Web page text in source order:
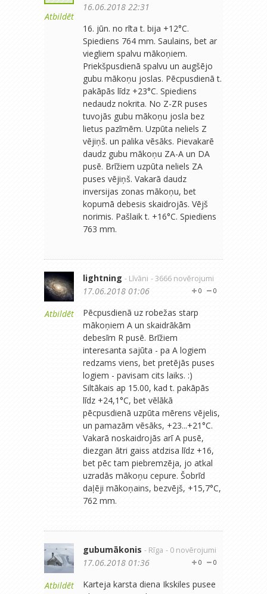
Atbildēt
16.06.2018 22:31
16. jūn. no rīta t. bija +12°C.
Spiediens 764 mm. Saulains, bet ar
viegliem spalvu mākoņiem.
Priekšpusdienā spalvu un augšējo
gubu mākoņu joslas. Pēcpusdienā t.
pakāpās līdz +23°C. Spiediens
nedaudz nokrita. No Z-ZR puses
tuvojās gubu mākoņu josla bez
lietus pazīmēm. Uzpūta neliels Z
vējiņš. un palika vēsāks. Pievakarē
daudz gubu mākoņu ZA-A un DA
pusē. Brīžiem uzpūta neliels ZA
puses vējiņš. Vakarā daudz
inversijas zonas mākoņu, bet
kopumā debesis skaidrojās. Vējš
norimis. Pašlaik t. +16°C. Spiediens
763 mm.
Atbildēt
lightning - Līvāni - 3666 novērojumi
0
0
17.06.2018 01:06
Pēcpusdienā uz robežas starp
mākoņiem A un skaidrākām
debesīm R pusē. Brīžiem
interesanta sajūta - pa A logiem
redzams viens, bet pretējās puses
logiem - pavisam cits laiks. :)
Siltākais ap 15.00, kad t. pakāpās
līdz +24,1°C, bet vēlākā
pēcpusdienā uzpūta mērens vējelis,
un pamazām vēsāks, +23...+21°C.
Vakarā noskaidrojās arī A pusē,
diezgan ātri gaiss atdzisa līdz +16,
bet pēc tam piebremzēja, jo atkal
uzradās mākoņu cepure. Šobrīd
daļēji mākoņains, bezvējš, +15,7°C,
762 mm.
Atbildēt
gubumākonis - Rīga - 0 novērojumi
0
0
17.06.2018 01:36
Karteja karsta diena Ikskiles pusee